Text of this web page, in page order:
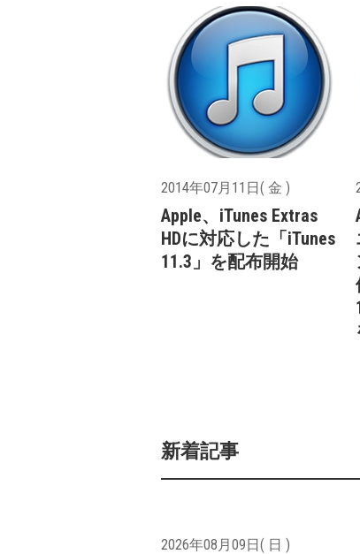
2014年07月11日( 金 )
Apple、iTunes Extras
HDに対応した「iTunes
11.3」を配布開始
新着記事
2026年08月09日( 日 )